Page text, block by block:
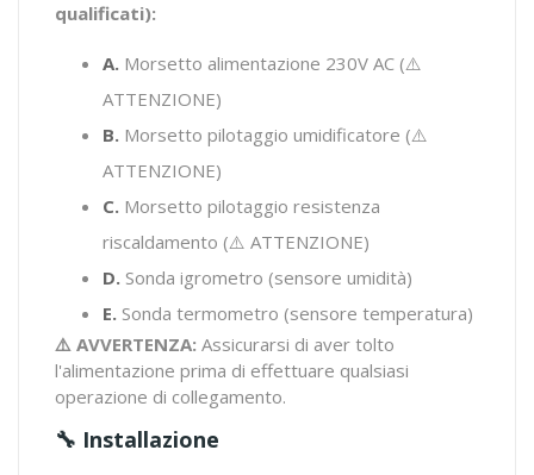
qualificati):
A. Morsetto alimentazione 230V AC (⚠️
ATTENZIONE)
B. Morsetto pilotaggio umidificatore (⚠️
ATTENZIONE)
C. Morsetto pilotaggio resistenza
riscaldamento (⚠️ ATTENZIONE)
D. Sonda igrometro (sensore umidità)
E. Sonda termometro (sensore temperatura)
⚠️ AVVERTENZA: Assicurarsi di aver tolto
l'alimentazione prima di effettuare qualsiasi
operazione di collegamento.
🔧 Installazione